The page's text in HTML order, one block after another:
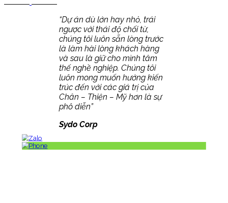
“Dự án dù lớn hay nhỏ, trái
ngược với thái độ chối từ,
chúng tôi luôn sẵn lòng trước
là làm hài lòng khách hàng
và sau là giữ cho mình tâm
thế nghề nghiệp. Chúng tôi
luôn mong muốn hướng kiến
trúc đến với các giá trị của
Chân – Thiện – Mỹ hơn là sự
phô diễn”
Sydo Corp